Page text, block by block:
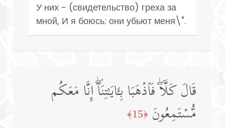
У них - (свидетельство) греха за
мной, И я боюсь: они убьют меня\".
قَالَ كَلَّاۖ فَٱذۡهَبَا بِـَٔایَـٰتِنَاۤۖ إِنَّا مَعَكُم
مُّسۡتَمِعُونَ ﴿15﴾